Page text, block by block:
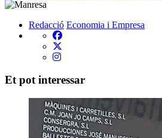
Redacció Economia i Empresa
Et pot interessar